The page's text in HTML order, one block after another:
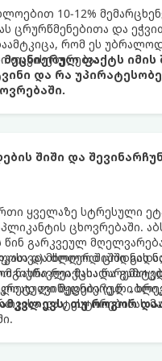
10-12%
ცრურწმენებითა და
რომ ეს
თავისებურებაა.ფაქტს იმის
და რა
შიში და
ყველაზე სტრესული
ცხოვრებაში.
წინ გარკვეულ
და ძლიერ შიშში
ნასწავლი მასალა
ავიწყდება (ე.წ.
მხოლოდ ცოდნის
რეაქცია
მეცნიერული
და ტესტირებისას
თუ როგორ